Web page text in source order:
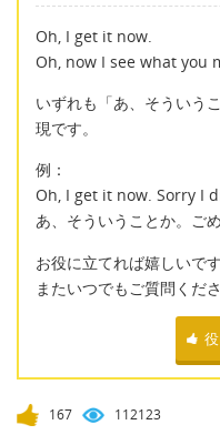
Oh, I get it now.
Oh, now I see what you
いずれも「あ、そういう
現です。
例：
Oh, I get it now. Sorry I
あ、そういうことか。ご
お役に立てれば嬉しいです
またいつでもご質問くださ
167 112123